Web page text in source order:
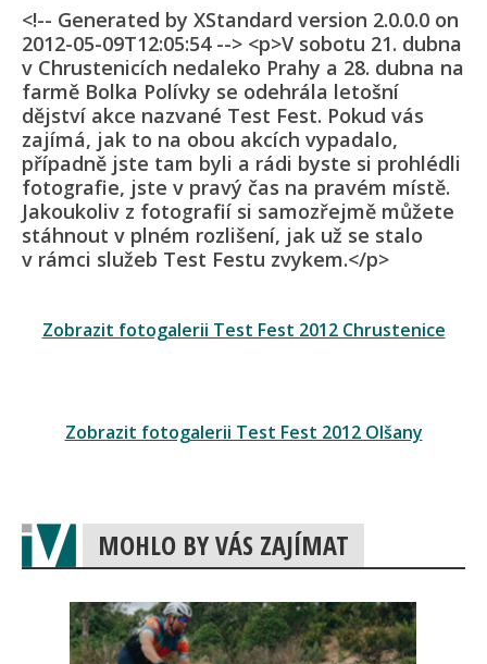
<!-- Generated by XStandard version 2.0.0.0 on
2012-05-09T12:05:54 --> <p>V sobotu 21. dubna
v Chrustenicích nedaleko Prahy a 28. dubna na
farmě Bolka Polívky se odehrála letošní
dějství akce nazvané Test Fest. Pokud vás
zajímá, jak to na obou akcích vypadalo,
případně jste tam byli a rádi byste si prohlédli
fotografie, jste v pravý čas na pravém místě.
Jakoukoliv z fotografií si samozřejmě můžete
stáhnout v plném rozlišení, jak už se stalo
v rámci služeb Test Festu zvykem.</p>
Zobrazit fotogalerii Test Fest 2012 Chrustenice
Zobrazit fotogalerii Test Fest 2012 Olšany
MOHLO BY VÁS ZAJÍMAT